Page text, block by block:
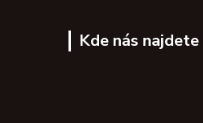
Kde nás najdete